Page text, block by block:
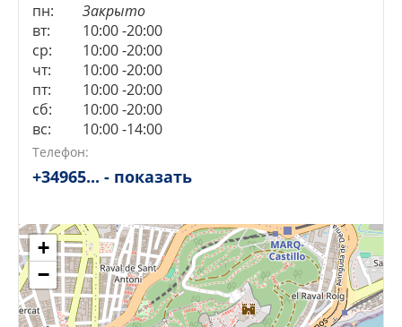
пн:
Закрыто
вт:
10:00 -20:00
ср:
10:00 -20:00
чт:
10:00 -20:00
пт:
10:00 -20:00
сб:
10:00 -20:00
вс:
10:00 -14:00
Сейчас открыто!
Сейчас закрыто!
Телефон:
+34965... - показать
+
−